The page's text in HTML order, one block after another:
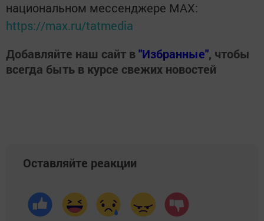
национальном мессенджере MАХ:
https://max.ru/tatmedia
Добавляйте наш сайт в"Избранные", чтобы
всегда быть в курсе свежих новостей
Оставляйте реакции